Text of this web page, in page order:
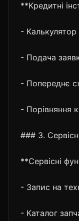
**Кредитні
-
- Подача
- Попереднє
- Порівняння
### 3.
**Сервісні
- Запис на
- Каталог